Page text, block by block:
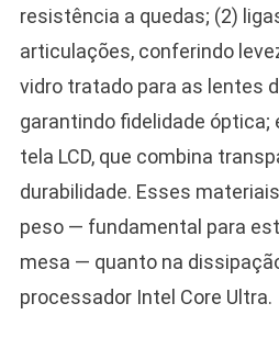
resistência a quedas; (2)
articulações, conferindo
vidro tratado para as lentes
garantindo fidelidade óptica;
tela LCD, que combina
durabilidade. Esses
peso — fundamental para
mesa — quanto na
processador Intel Core Ultra.